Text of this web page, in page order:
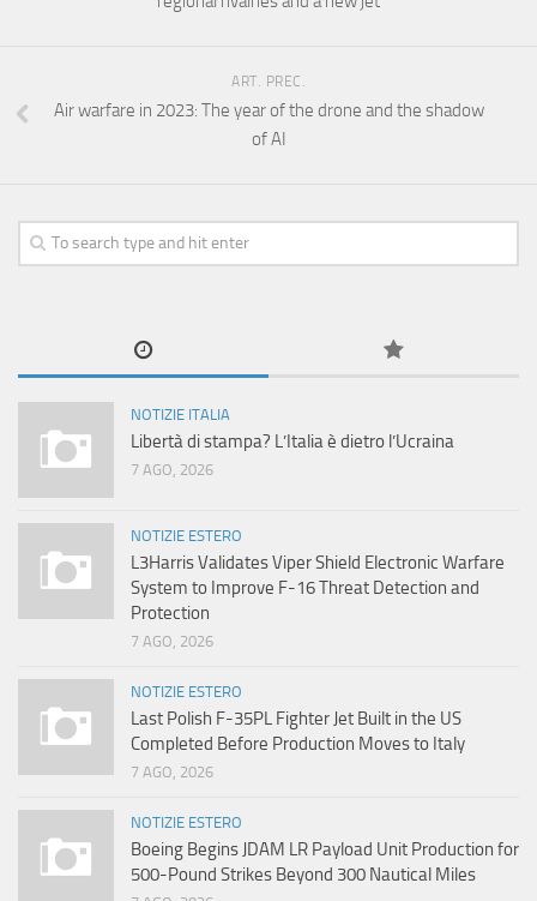
ART. PREC.
Air warfare in 2023: The year of the drone and the shadow
of AI
NOTIZIE ITALIA
Libertà di stampa? L’Italia è dietro l’Ucraina
7 AGO, 2026
NOTIZIE ESTERO
L3Harris Validates Viper Shield Electronic Warfare
System to Improve F-16 Threat Detection and
Protection
7 AGO, 2026
NOTIZIE ESTERO
Last Polish F-35PL Fighter Jet Built in the US
Completed Before Production Moves to Italy
7 AGO, 2026
NOTIZIE ESTERO
Boeing Begins JDAM LR Payload Unit Production for
500-Pound Strikes Beyond 300 Nautical Miles